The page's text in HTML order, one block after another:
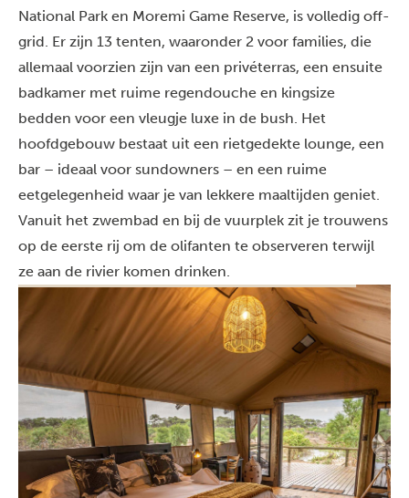
National Park en Moremi Game Reserve, is volledig off-
grid. Er zijn 13 tenten, waaronder 2 voor families, die
allemaal voorzien zijn van een privéterras, een ensuite
badkamer met ruime regendouche en kingsize
bedden voor een vleugje luxe in de bush. Het
hoofdgebouw bestaat uit een rietgedekte lounge, een
bar – ideaal voor sundowners – en een ruime
eetgelegenheid waar je van lekkere maaltijden geniet.
Vanuit het zwembad en bij de vuurplek zit je trouwens
op de eerste rij om de olifanten te observeren terwijl
ze aan de rivier komen drinken.